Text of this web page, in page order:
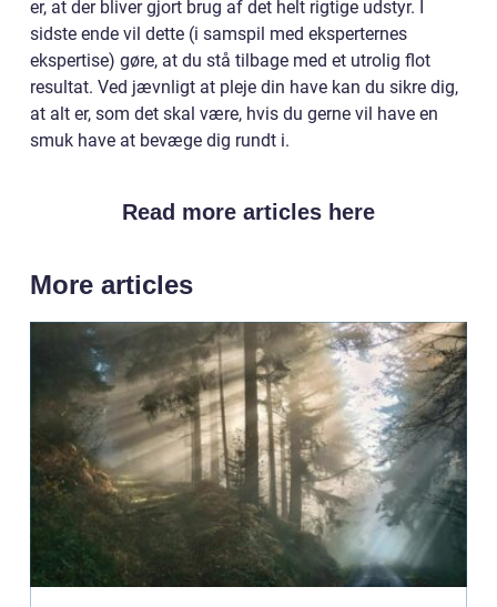
er, at der bliver gjort brug af det helt rigtige udstyr. I
sidste ende vil dette (i samspil med eksperternes
ekspertise) gøre, at du stå tilbage med et utrolig flot
resultat. Ved jævnligt at pleje din have kan du sikre dig,
at alt er, som det skal være, hvis du gerne vil have en
smuk have at bevæge dig rundt i.
Read more articles here
More articles